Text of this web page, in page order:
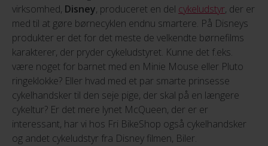
virksomhed, Disney, produceret en del cykeludstyr, der er
med til at gøre børnecyklen endnu smartere. På Disneys
produkter er det for det meste de velkendte børnefilms
karakterer, der pryder cykeludstyret. Kunne det f.eks.
være noget for barnet med en Minie Mouse eller Pluto
ringeklokke? Eller hvad med et par smarte prinsesse
cykelhandsker til den seje pige, der skal på en længere
cykeltur? Er det mere lynet McQueen, der er er
interessant, har vi hos Fri BikeShop også cykelhandsker
og andet cykeludstyr fra Disney filmen, Biler.